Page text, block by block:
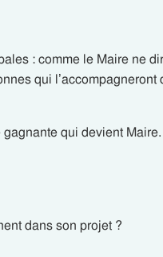
: comme le Maire ne
qui l’accompagneront
gagnante qui devient Maire.
dans son projet ?